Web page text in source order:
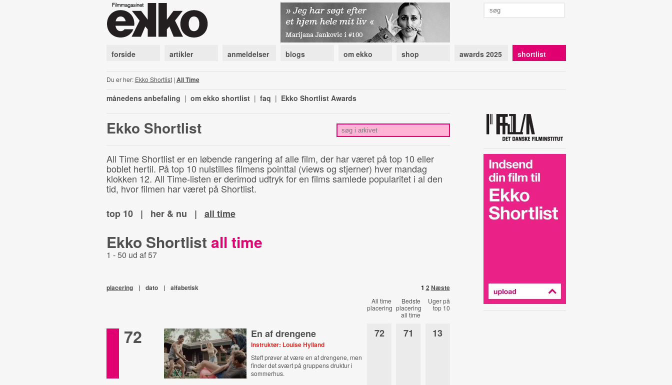
forside artikler anmeldelser blogs om ekko shop awards 2025 shortlist
Du er her: Ekko Shortlist| All Time
månedens anbefaling | om ekko shortlist | faq | Ekko Shortlist Awards
Ekko Shortlist
All Time Shortlist er en løbende rangering af alle film, der har været på top 10 eller
boblet hertil. På top 10 nulstilles filmens pointtal (views og stjerner) hver mandag
klokken 12. All Time-listen er derimod udtryk for en films samlede popularitet i al den
tid, hvor filmen har været på Shortlist.
top 10
| her & nu | all time
Ekko Shortlist all time
1 - 50 ud af 57
1 2 Næste
placering | dato | alfabetisk
All time
placering
Bedste
placering
all time
Uger på
top 10
72 En af drengene
Instruktør: Louise Hylland
Steff prøver at være en af drengene, men
finder det svært på gruppens druktur i
sommerhus.
72 71 13